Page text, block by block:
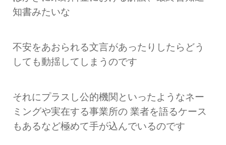
知書みたいな
不安をあおられる文言があったりしたらどう
しても動揺してしまうのです
それにプラスし公的機関といったようなネー
ミングや実在する事業所の 業者を語るケース
もあるなど極めて手が込んでいるのです